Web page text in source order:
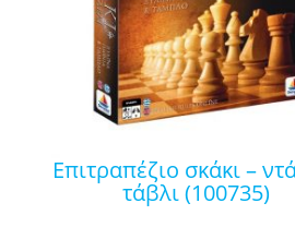
επιτραπέζιο σκάκι – ντάμα –
τάβλι (100735)